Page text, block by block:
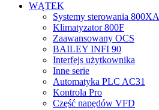
WĄTEK
Systemy sterowania 800XA
Klimatyzator 800F
Zaawansowany OCS
BAILEY INFI 90
Interfejs użytkownika
Inne serie
Automatyka PLC AC31
Kontrola Pro
Część napędów VFD